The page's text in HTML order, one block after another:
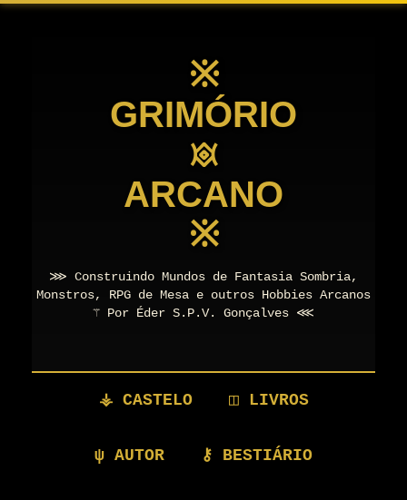
※
GRIMÓRIO
𖥜
ARCANO
※
⋙ Construindo Mundos de Fantasia Sombria,
Monstros, RPG de Mesa e outros Hobbies Arcanos
⚚ Por Éder S.P.V. Gonçalves ⋘
⚶ CASTELO ◫ LIVROS
ψ AUTOR ⚷ BESTIÁRIO